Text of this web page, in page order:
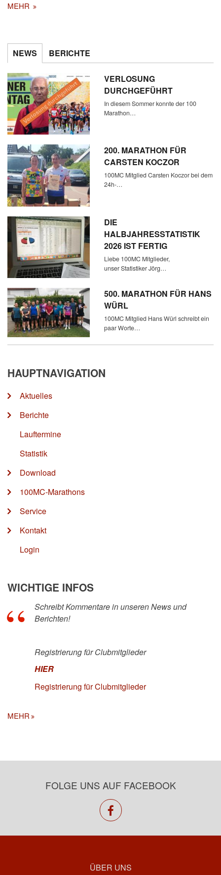
MEHR
NEWS BERICHTE
VERLOSUNG
DURCHGEFÜHRT
In diesem Sommer konnte der 100
Marathon…
200. MARATHON FÜR
CARSTEN KOCZOR
100MC Mitglied Carsten Koczor bei dem
24h-…
DIE
HALBJAHRESSTATISTIK
2026 IST FERTIG
Liebe 100MC Mitglieder,
unser Statistiker Jörg…
500. MARATHON FÜR HANS
WÜRL
100MC Mitglied Hans Würl schreibt ein
paar Worte…
HAUPTNAVIGATION
Aktuelles
Berichte
Lauftermine
Statistik
Download
100MC-Marathons
Service
Kontakt
Login
WICHTIGE INFOS
Schreibt Kommentare in unseren News und
Berichten!
Registrierung für Clubmitglieder
HIER
Registrierung für Clubmitglieder
MEHR
FOLGE UNS AUF FACEBOOK
facebook
ÜBER UNS